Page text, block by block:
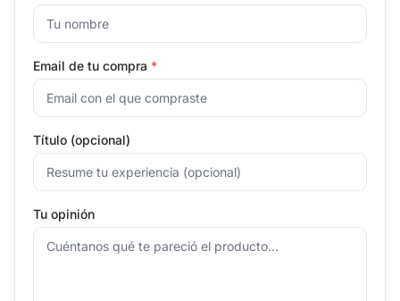
Email de tu compra *
Título (opcional)
Tu opinión